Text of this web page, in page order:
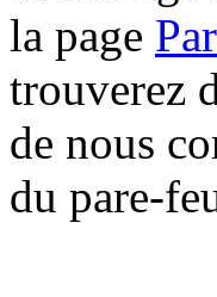
la page
trouverez
de nous
du pare-